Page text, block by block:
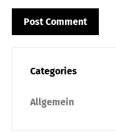
Categories
Allgemein